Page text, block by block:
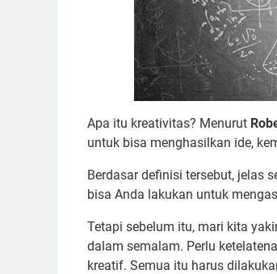
Apa itu kreativitas? Menurut
untuk bisa menghasilkan ide,
Berdasar definisi tersebut, jelas
bisa Anda lakukan untuk
Tetapi sebelum itu, mari kita
dalam semalam. Perlu
kreatif. Semua itu harus